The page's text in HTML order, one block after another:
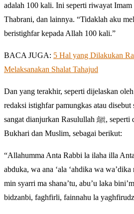
adalah 100 kali. Ini seperti riwayat
Thabrani, dan lainnya. “Tidaklah aku
beristighfar kepada Allah 100 kali.”
BACA JUGA: 5 Hal yang Dilakukan
Melaksanakan Shalat Tahajud
Dan yang terakhir, seperti dijelaskan
redaksi istighfar pamungkas atau
sangat dianjurkan Rasulullah ﷺ, seperti diriwayatkan oleh Imam
Bukhari dan Muslim, sebagai berikut:
“Allahumma Anta Rabbi la ilaha illa
abduka, wa ana ‘ala ‘ahdika wa wa’dika
min syarri ma shana’tu, abu’u laka
bidzanbi, faghfirli, fainnahu la